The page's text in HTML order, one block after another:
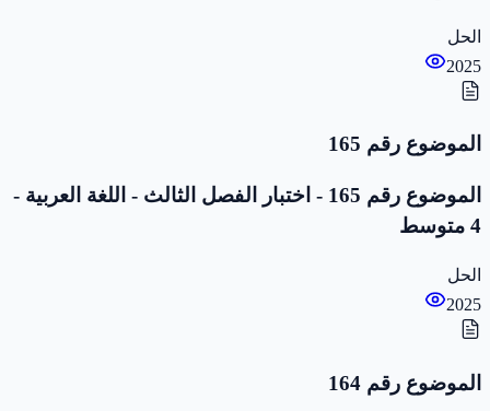
الحل
2025
الموضوع رقم 165
الموضوع رقم 165 - اختبار الفصل الثالث - اللغة العربية -
4 متوسط
الحل
2025
الموضوع رقم 164